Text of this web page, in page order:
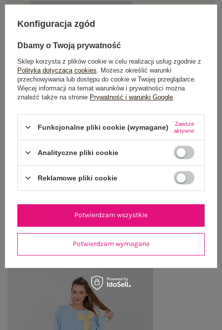
Wysyłka wponiedziałek
100 dni na zwrot
OPIS PRODUKTU
WYSYŁKA I DOSTAWA
ZWROTY I REKLAMACJE
OSTATNIO OGLĄDANE
Konfiguracja zgód
Dbamy o Twoją prywatność
Sklep korzysta z plików cookie w celu realizacji usług zgodnie z
Polityką dotyczącą cookies . Możesz określić warunki
przechowywania lub dostępu do cookie w Twojej przeglądarce.
Więcej informacji na temat warunków i prywatności można
znaleźć także na stronie Prywatność i warunki Google
Funkcjonalne pliki cookie (wymagane)
Zawsze
aktywne
Analityczne pliki cookie
Reklamowe pliki cookie
Potwierdzam wymagane
Potwierdzam wszystkie